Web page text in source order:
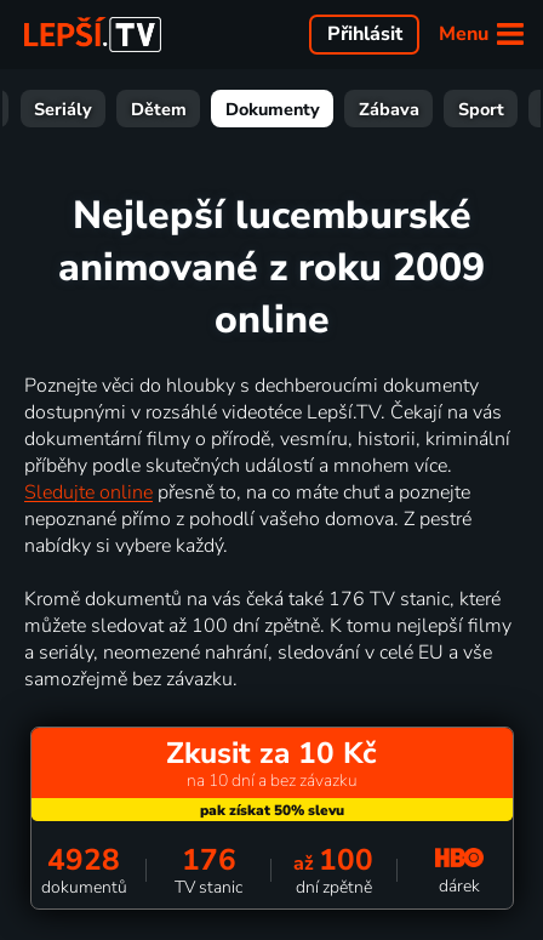
Menu
Přihlásit
Seriály Dětem Dokumenty Zábava Sport
Nejlepší lucemburské
animované z roku 2009
online
Poznejte věci do hloubky s dechberoucími dokumenty
dostupnými v rozsáhlé videotéce Lepší.TV. Čekají na vás
dokumentární filmy o přírodě, vesmíru, historii, kriminální
příběhy podle skutečných událostí a mnohem více.
Sledujte online přesně to, na co máte chuť a poznejte
nepoznané přímo z pohodlí vašeho domova. Z pestré
nabídky si vybere každý.
Kromě dokumentů na vás čeká také 176 TV stanic, které
můžete sledovat až 100 dní zpětně. K tomu nejlepší filmy
a seriály, neomezené nahrání, sledování v celé EU a vše
samozřejmě bez závazku.
Zkusit za 10 Kč
na 10 dní a bez závazku
4928
dokumentů
176
TV stanic
až 100
dní zpětně dárek